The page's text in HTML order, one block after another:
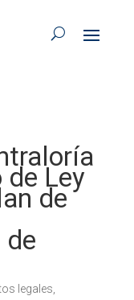
Ley
de
legales